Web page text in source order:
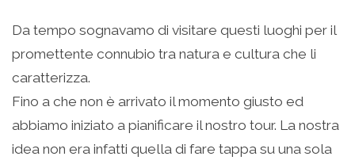
Da tempo sognavamo di visitare questi luoghi per il
promettente connubio tra natura e cultura che li
caratterizza.
Fino a che non è arrivato il momento giusto ed
abbiamo iniziato a pianificare il nostro tour. La nostra
idea non era infatti quella di fare tappa su una sola